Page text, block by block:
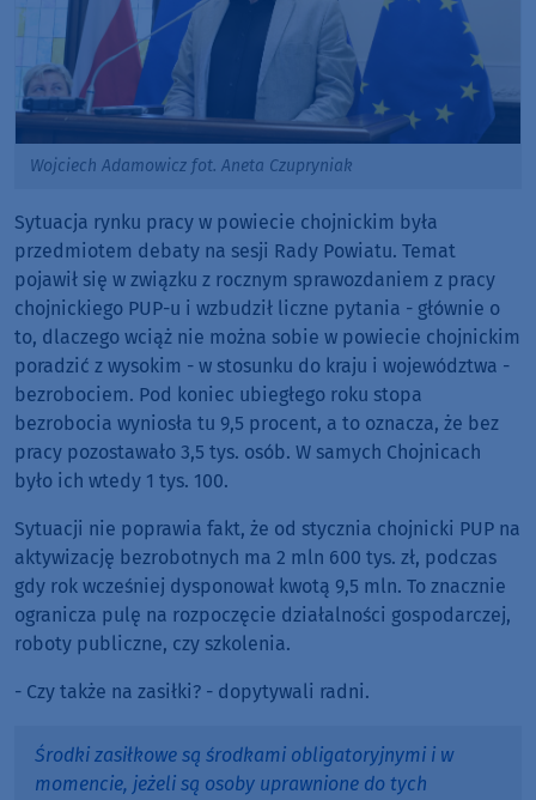
Wojciech Adamowicz fot. Aneta Czupryniak
Sytuacja rynku pracy w powiecie chojnickim była
przedmiotem debaty na sesji Rady Powiatu. Temat
pojawił się w związku z rocznym sprawozdaniem z pracy
chojnickiego PUP-u i wzbudził liczne pytania - głównie o
to, dlaczego wciąż nie można sobie w powiecie chojnickim
poradzić z wysokim - w stosunku do kraju i województwa -
bezrobociem. Pod koniec ubiegłego roku stopa
bezrobocia wyniosła tu 9,5 procent, a to oznacza, że bez
pracy pozostawało 3,5 tys. osób. W samych Chojnicach
było ich wtedy 1 tys. 100.
Sytuacji nie poprawia fakt, że od stycznia chojnicki PUP na
aktywizację bezrobotnych ma 2 mln 600 tys. zł, podczas
gdy rok wcześniej dysponował kwotą 9,5 mln. To znacznie
ogranicza pulę na rozpoczęcie działalności gospodarczej,
roboty publiczne, czy szkolenia.
- Czy także na zasiłki? - dopytywali radni.
Środki zasiłkowe są środkami obligatoryjnymi i w
momencie, jeżeli są osoby uprawnione do tych